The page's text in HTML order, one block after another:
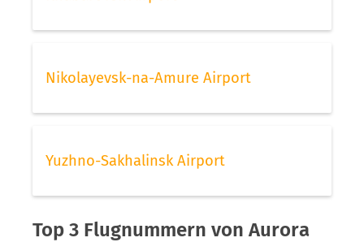
Nikolayevsk-na-Amure Airport
Yuzhno-Sakhalinsk Airport
Top 3 Flugnummern von Aurora